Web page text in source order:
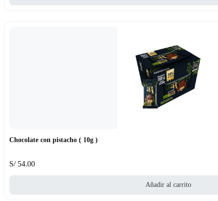
Chocolate con pistacho ( 10g )
S/54.00
Añadir al carrito